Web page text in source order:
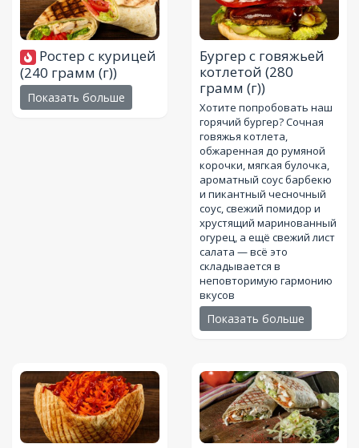
Ростер с курицей
(240 грамм (г))
Показать больше
Бургер с говяжьей
котлетой (280
грамм (г))
Хотите попробовать наш
горячий бургер? Сочная
говяжья котлета,
обжаренная до румяной
корочки, мягкая булочка,
ароматный соус барбекю
и пикантный чесночный
соус, свежий помидор и
хрустящий маринованный
огурец, а ещё свежий лист
салата — всё это
складывается в
неповторимую гармонию
вкусов
Показать больше